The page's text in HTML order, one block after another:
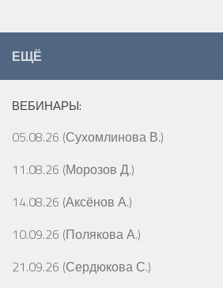
ЕЩЁ
ВЕБИНАРЫ:
05.08.26 (Сухомлинова В.)
11.08.26 (Морозов Д.)
14.08.26 (Аксёнов А.)
10.09.26 (Полякова А.)
21.09.26 (Сердюкова С.)